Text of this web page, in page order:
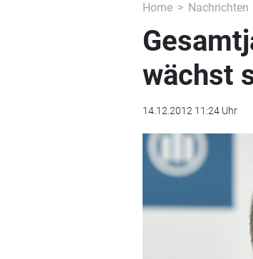
Home Nachrichten
wächst
14.12.2012 11:24 Uhr